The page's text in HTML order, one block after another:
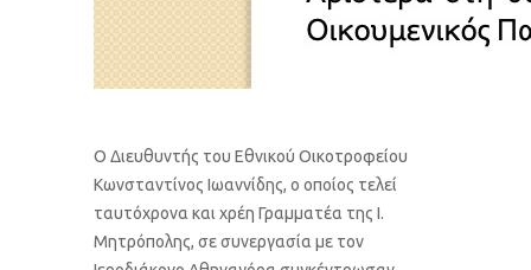
Ο Διευθυντής του Εθνικού Οικοτροφείου
Κωνσταντίνος Ιωαννίδης, ο οποίος τελεί
ταυτόχρονα και χρέη Γραμματέα της Ι.
Μητρόπολης, σε συνεργασία με τον